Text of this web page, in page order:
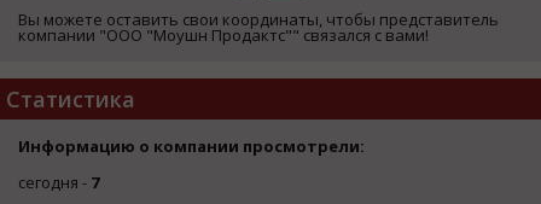
Вы можете оставить свои координаты, чтобы представитель
компании "ООО "Моушн Продактс"" связался с вами!
Статистика
Информацию о компании просмотрели:
сегодня - 7